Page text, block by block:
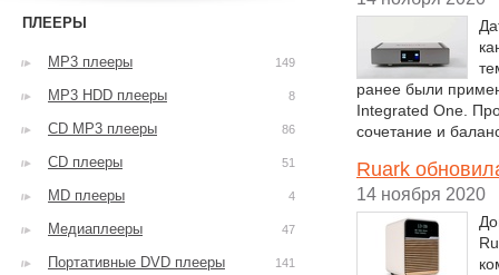
ранее были
Integrated One.
сочетание и
Ruark
14 ноября 2020
ПЛЕЕРЫ
MP3 плееры 149
MP3 HDD плееры 8
CD MP3 плееры 86
CD плееры 51
MD плееры 4
Медиаплееры 47
Портативные DVD плееры 141